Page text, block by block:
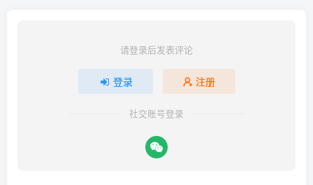
请登录后发表评论
登录 注册
社交账号登录